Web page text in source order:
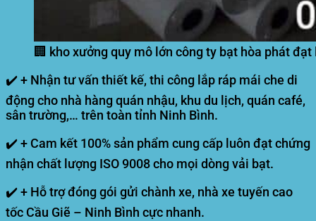
🏢 kho xưởng quy mô lớn công ty bạt hòa phát
✔️ + Nhận tư vấn thiết kế, thi công lắp ráp mái che di
động cho nhà hàng quán nhậu, khu du lịch, quán café,
sân trường,… trên toàn tỉnh Ninh Bình.
✔️ + Cam kết 100% sản phẩm cung cấp luôn đạt chứng
nhận chất lượng ISO 9008 cho mọi dòng vải bạt.
✔️ + Hỗ trợ đóng gói gửi chành xe, nhà xe tuyến cao
tốc Cầu Giẽ – Ninh Bình cực nhanh.